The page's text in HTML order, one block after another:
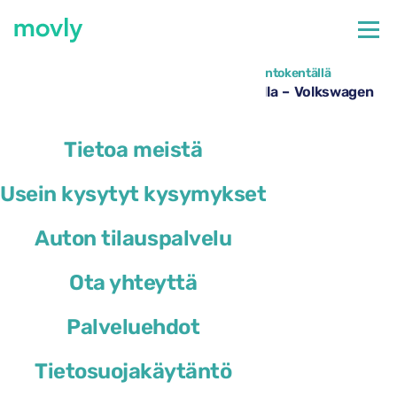
Tietoa meistä
Usein kysytyt kysymykset
Auton tilauspalvelu
Ota yhteyttä
Palveluehdot
Tietosuojakäytäntö
Kaikki saatavilla olevat autot Perugian lentokentällä
Autonvuokraus Perugian lentoasemalla – Volkswagen